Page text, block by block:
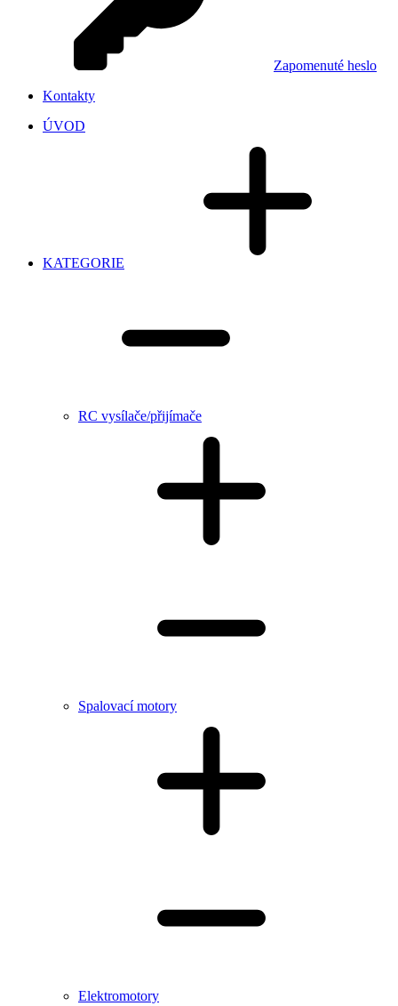
Zapomenuté heslo
Kontakty
ÚVOD
KATEGORIE
RC vysílače/přijímače
Spalovací motory
Elektromotory